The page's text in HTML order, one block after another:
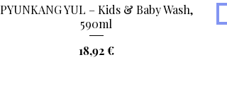
Aperçu rapide
PYUNKANG YUL – Kids & Baby Wash,
590ml
Prix
18,92 €